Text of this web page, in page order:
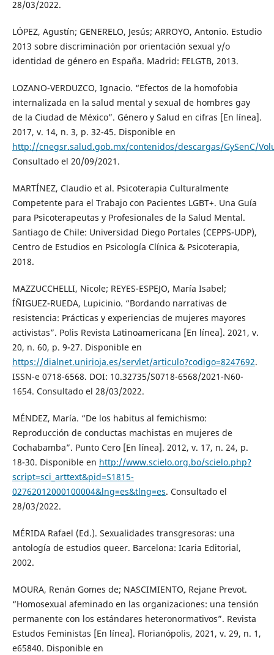
28/03/2022.
LÓPEZ, Agustín; GENERELO, Jesús; ARROYO, Antonio. Estudio
2013 sobre discriminación por orientación sexual y/o
identidad de género en España. Madrid: FELGTB, 2013.
LOZANO-VERDUZCO, Ignacio. “Efectos de la homofobia
internalizada en la salud mental y sexual de hombres gay
de la Ciudad de México”. Género y Salud en cifras [En línea].
2017, v. 14, n. 3, p. 32-45. Disponible en
http://cnegsr.salud.gob.mx/contenidos/descargas/GySenC/
Consultado el 20/09/2021.
MARTÍNEZ, Claudio et al. Psicoterapia Culturalmente
Competente para el Trabajo con Pacientes LGBT+. Una Guía
para Psicoterapeutas y Profesionales de la Salud Mental.
Santiago de Chile: Universidad Diego Portales (CEPPS-UDP),
Centro de Estudios en Psicología Clínica & Psicoterapia,
2018.
MAZZUCCHELLI, Nicole; REYES-ESPEJO, María Isabel;
ÍÑIGUEZ-RUEDA, Lupicinio. “Bordando narrativas de
resistencia: Prácticas y experiencias de mujeres mayores
activistas”. Polis Revista Latinoamericana [En línea]. 2021, v.
20, n. 60, p. 9-27. Disponible en
https://dialnet.unirioja.es/servlet/articulo?codigo=8247692.
ISSN-e 0718-6568. DOI: 10.32735/S0718-6568/2021-N60-
1654. Consultado el 28/03/2022.
MÉNDEZ, María. “De los habitus al femichismo:
Reproducción de conductas machistas en mujeres de
Cochabamba”. Punto Cero [En línea]. 2012, v. 17, n. 24, p.
18-30. Disponible en http://www.scielo.org.bo/scielo.php?
script=sci_arttext&pid=S1815-
02762012000100004&lng=es&tlng=es. Consultado el
28/03/2022.
MÉRIDA Rafael (Ed.). Sexualidades transgresoras: una
antología de estudios queer. Barcelona: Icaria Editorial,
2002.
MOURA, Renán Gomes de; NASCIMIENTO, Rejane Prevot.
“Homosexual afeminado en las organizaciones: una tensión
permanente con los estándares heteronormativos”. Revista
Estudos Feministas [En línea]. Florianópolis, 2021, v. 29, n. 1,
e65840. Disponible en